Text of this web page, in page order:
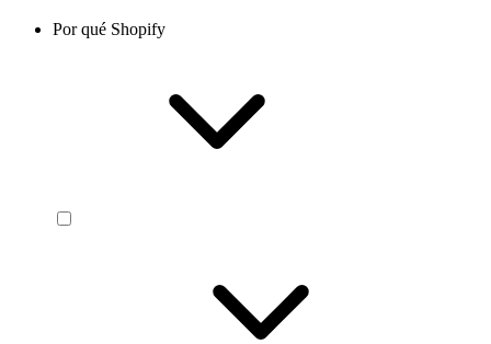
Por qué Shopify